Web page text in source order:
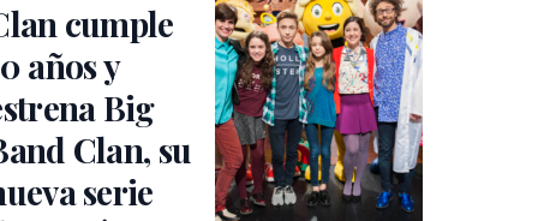
cumple
años y
Big
Clan, su
serie